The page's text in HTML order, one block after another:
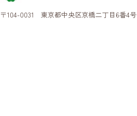
〒104-0031 東京都中央区京橋二丁目6番4号